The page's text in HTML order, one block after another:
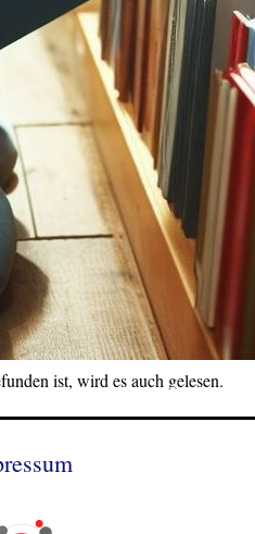
ist, wird es auch gelesen.